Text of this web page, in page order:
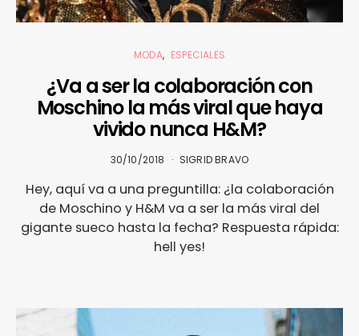
MODA ESPECIALES
¿Va a ser la colaboración con
Moschino la más viral que haya
vivido nunca H&M?
30/10/2018 SIGRID BRAVO
Hey, aquí va a una preguntilla: ¿la colaboración
de Moschino y H&M va a ser la más viral del
gigante sueco hasta la fecha? Respuesta rápida:
hell yes!